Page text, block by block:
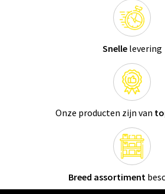
Snellelevering
Onze producten zijn van
Breed assortiment